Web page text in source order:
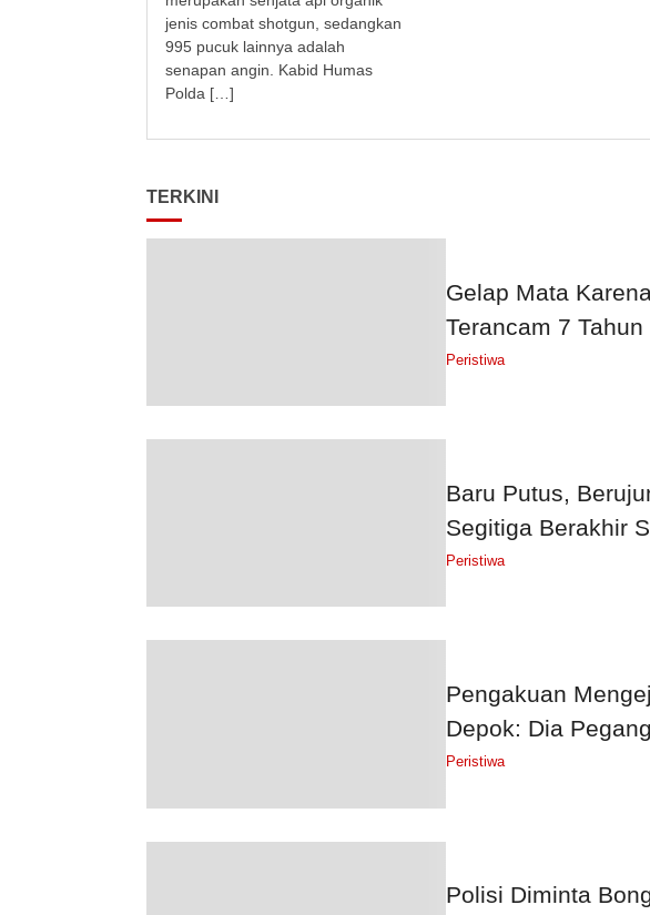
jenis combat shotgun, sedangkan
995 pucuk lainnya adalah
senapan angin. Kabid Humas
Polda […]
TERKINI
Gelap Mata
Terancam 7 Tahun
Peristiwa
Baru Putus,
Segitiga Berakhir
Peristiwa
Pengakuan
Depok: Dia
Peristiwa
Polisi Diminta